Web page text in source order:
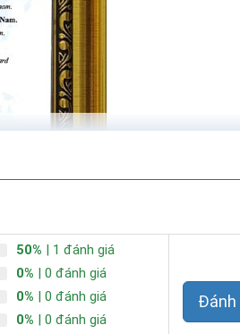
tháng, giúp các khách hàng tiết
giảm lượng khí thải ra môi trường,
khiển bật/tắt đèn ở khoảng cách
50% | 1 đánh giá
0% | 0 đánh giá
0% | 0 đánh giá
0% | 0 đánh giá